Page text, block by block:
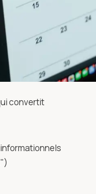
convertit